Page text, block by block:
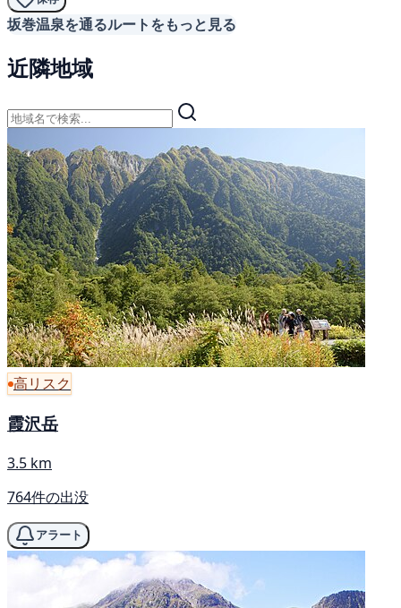
坂巻温泉を通るルートをもっと見る
近隣地域
高リスク
霞沢岳
3.5 km
764件の出没
アラート